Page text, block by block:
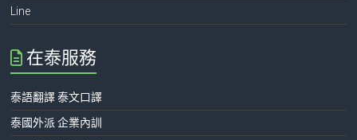
Line
在泰服務
泰語翻譯 泰文口譯
泰國外派 企業內訓